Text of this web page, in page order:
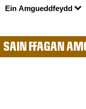
Ein Amgueddfeydd
SAIN FFAGAN